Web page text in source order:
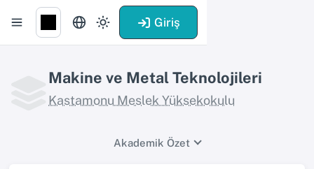
Giriş
Makine ve Metal Teknolojileri
Kastamonu Meslek Yüksekokulu
Akademik Özet